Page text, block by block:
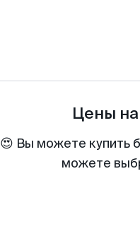
Цены
😍 Вы можете купить
можете